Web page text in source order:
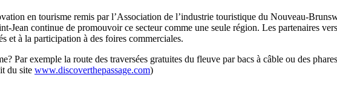
en tourisme remis par l’Association de l’industrie touristique du Nouveau-
Jean continue de promouvoir ce secteur comme une seule région. Les partenaires
et à la participation à des foires commerciales.
exemple la route des traversées gratuites du fleuve par bacs à câble ou des
du site www.discoverthepassage.com)